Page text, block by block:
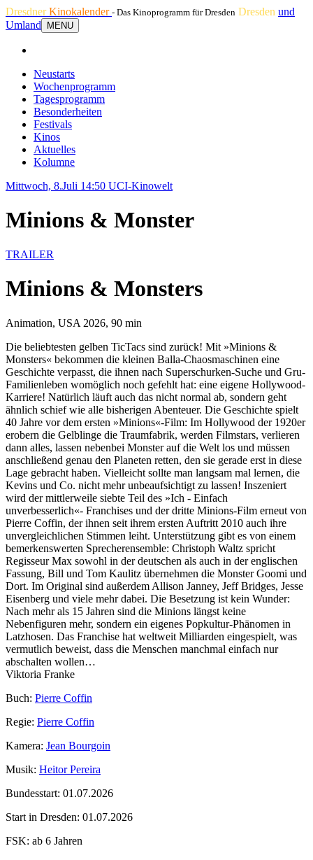
DresdnerKinokalender - Das Kinoprogramm für Dresden Dresden und
Umland
MENU
Neustarts
Wochenprogramm
Tagesprogramm
Besonderheiten
Festivals
Kinos
Aktuelles
Kolumne
Mittwoch, 8.Juli 14:50 UCI-Kinowelt
Minions & Monster
TRAILER
Minions & Monsters
Animation, USA 2026, 90 min
Die beliebtesten gelben TicTacs sind zurück! Mit »Minions &
Monsters« bekommen die kleinen Balla-Chaosmaschinen eine
Geschichte verpasst, die ihnen nach Superschurken-Suche und Gru-
Familienleben womöglich noch gefehlt hat: eine eigene Hollywood-
Karriere! Natürlich läuft auch das nicht normal ab, sondern geht
ähnlich schief wie alle bisherigen Abenteuer. Die Geschichte spielt
40 Jahre vor dem ersten »Minions«-Film: Im Hollywood der 1920er
erobern die Gelblinge die Traumfabrik, werden Filmstars, verlieren
dann alles, lassen nebenbei Monster auf die Welt los und müssen
anschließend genau den Planeten retten, den sie gerade erst in diese
Lage gebracht haben. Vielleicht sollte man langsam mal lernen, die
Kevins und Co. nicht mehr unbeaufsichtigt zu lassen! Inszeniert
wird der mittlerweile siebte Teil des »Ich - Einfach
unverbesserlich«- Franchises und der dritte Minions-Film erneut von
Pierre Coffin, der ihnen seit ihrem ersten Auftritt 2010 auch ihre
unvergleichlichen Stimmen leiht. Unterstützung gibt es von einem
bemerkenswerten Sprecherensemble: Christoph Waltz spricht
Regisseur Max sowohl in der deutschen als auch in der englischen
Fassung, Bill und Tom Kaulitz übernehmen die Monster Goomi und
Dort. Im Original sind außerdem Allison Janney, Jeff Bridges, Jesse
Eisenberg und viele mehr dabei. Die Besetzung ist kein Wunder:
Nach mehr als 15 Jahren sind die Minions längst keine
Nebenfiguren mehr, sondern ein eigenes Popkultur-Phänomen in
Latzhosen. Das Franchise hat weltweit Milliarden eingespielt, was
vermutlich beweist, dass die Menschen manchmal einfach nur
abschalten wollen…
Viktoria Franke
Buch: Pierre Coffin
Regie: Pierre Coffin
Kamera: Jean Bourgoin
Musik: Heitor Pereira
Bundesstart: 01.07.2026
Start in Dresden: 01.07.2026
FSK: ab 6 Jahren